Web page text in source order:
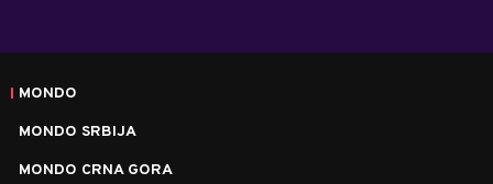
MONDO
MONDO SRBIJA
MONDO CRNA GORA